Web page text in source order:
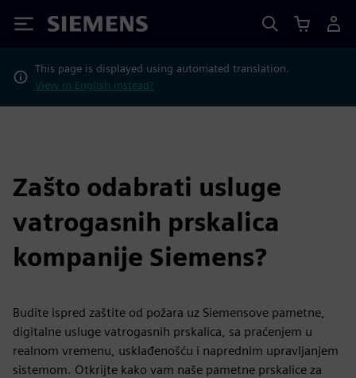
Siemens
This page is displayed using automated translation.
View in English instead?
Zašto odabrati usluge
vatrogasnih prskalica
kompanije Siemens?
Budite ispred zaštite od požara uz Siemensove pametne,
digitalne usluge vatrogasnih prskalica, sa praćenjem u
realnom vremenu, usklađenošću i naprednim upravljanjem
sistemom. Otkrijte kako vam naše pametne prskalice za